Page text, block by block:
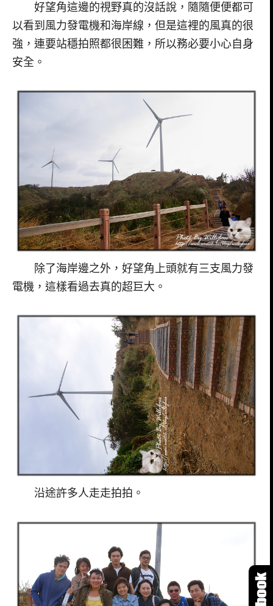
好望角這邊的視野真的沒話說，隨隨便便都可
以看到風力發電機和海岸線，但是這裡的風真的很
強，連要站穩拍照都很困難，所以務必要小心自身
安全。
除了海岸邊之外，好望角上頭就有三支風力發
電機，這樣看過去真的超巨大。
沿途許多人走走拍拍。